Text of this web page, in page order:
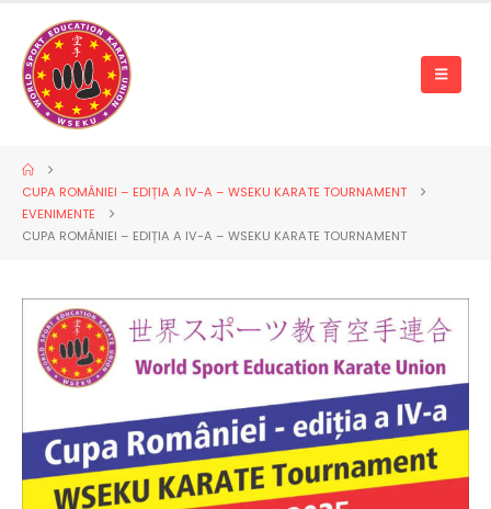
CUPA ROMÂNIEI – EDIȚIA A IV-A – WSEKU KARATE TOURNAMENT
EVENIMENTE
CUPA ROMÂNIEI – EDIȚIA A IV-A – WSEKU KARATE TOURNAMENT